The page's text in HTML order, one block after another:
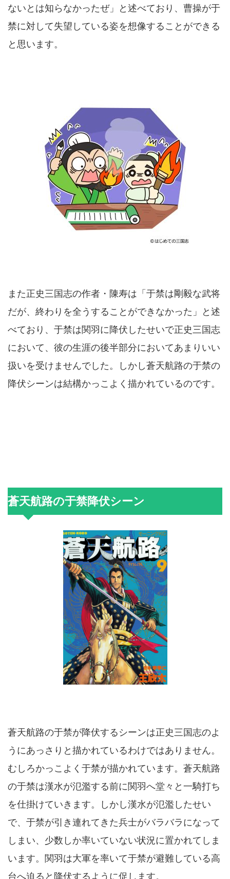
ないとは知らなかったぜ」と述べており、曹操が于
禁に対して失望している姿を想像することができる
と思います。
また正史三国志の作者・陳寿は「于禁は剛毅な武将
だが、終わりを全うすることができなかった」と述
べており、于禁は関羽に降伏したせいで正史三国志
において、彼の生涯の後半部分においてあまりいい
扱いを受けませんでした。しかし蒼天航路の于禁の
降伏シーンは結構かっこよく描かれているのです。
蒼天航路の于禁降伏シーン
蒼天航路の于禁が降伏するシーンは正史三国志のよ
うにあっさりと描かれているわけではありません。
むしろかっこよく于禁が描かれています。蒼天航路
の于禁は漢水が氾濫する前に関羽へ堂々と一騎打ち
を仕掛けていきます。しかし漢水が氾濫したせい
で、于禁が引き連れてきた兵士がバラバラになって
しまい、少数しか率いていない状況に置かれてしま
います。関羽は大軍を率いて于禁が避難している高
台へ迫ると降伏するように促します。